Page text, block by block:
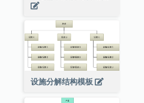
设施分解结构模板